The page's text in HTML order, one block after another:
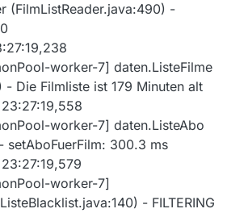
(FilmListReader.java:490) -
worker-7] daten.ListeFilme
- Die Filmliste ist 179 Minuten alt
worker-7] daten.ListeAbo
setAboFuerFilm: 300.3 ms
worker-7]
- FILTERING